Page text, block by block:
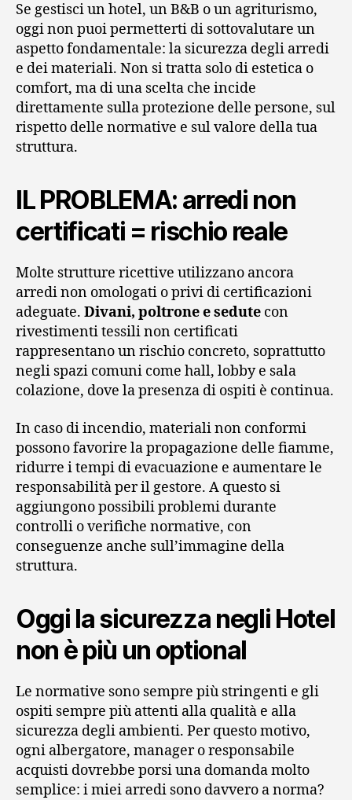
Se gestisci un hotel, un B&B o un agriturismo,
oggi non puoi permetterti di sottovalutare un
aspetto fondamentale: la sicurezza degli arredi
e dei materiali. Non si tratta solo di estetica o
comfort, ma di una scelta che incide
direttamente sulla protezione delle persone, sul
rispetto delle normative e sul valore della tua
struttura.
IL PROBLEMA: arredi non
certificati = rischio reale
Molte strutture ricettive utilizzano ancora
arredi non omologati o privi di certificazioni
adeguate. Divani, poltrone e sedute con
rivestimenti tessili non certificati
rappresentano un rischio concreto, soprattutto
negli spazi comuni come hall, lobby e sala
colazione, dove la presenza di ospiti è continua.
In caso di incendio, materiali non conformi
possono favorire la propagazione delle fiamme,
ridurre i tempi di evacuazione e aumentare le
responsabilità per il gestore. A questo si
aggiungono possibili problemi durante
controlli o verifiche normative, con
conseguenze anche sull’immagine della
struttura.
Oggi la sicurezza negli Hotel
non è più un optional
Le normative sono sempre più stringenti e gli
ospiti sempre più attenti alla qualità e alla
sicurezza degli ambienti. Per questo motivo,
ogni albergatore, manager o responsabile
acquisti dovrebbe porsi una domanda molto
semplice: i miei arredi sono davvero a norma?